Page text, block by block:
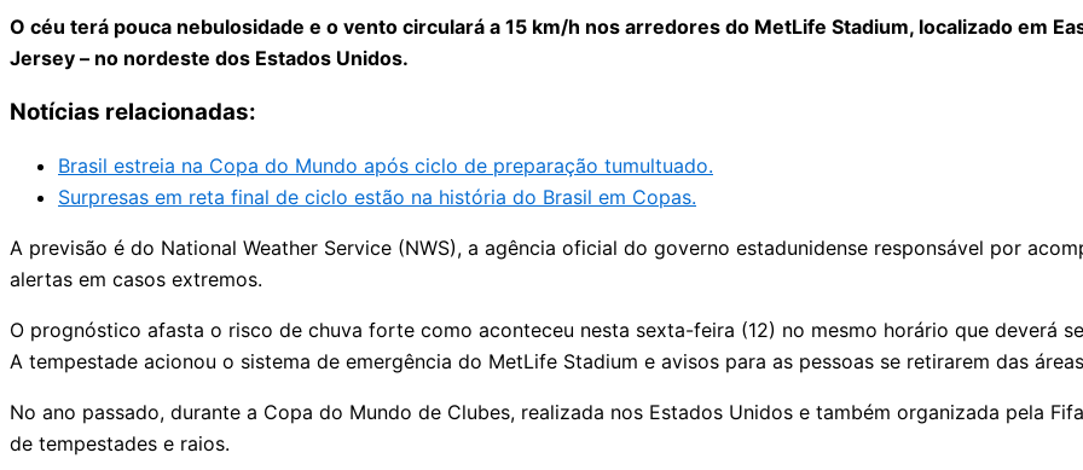
O céu terá pouca nebulosidade e o vento circulará a 15 km/h nos arredores do MetLife Stadium, localizado em
Jersey – no nordeste dos Estados Unidos.
Notícias relacionadas:
Brasil estreia na Copa do Mundo após ciclo de preparação tumultuado.
Surpresas em reta final de ciclo estão na história do Brasil em Copas.
A previsão é do National Weather Service (NWS), a agência oficial do governo estadunidense responsável por
alertas em casos extremos.
O prognóstico afasta o risco de chuva forte como aconteceu nesta sexta-feira (12) no mesmo horário que deverá
A tempestade acionou o sistema de emergência do MetLife Stadium e avisos para as pessoas se retirarem das
No ano passado, durante a Copa do Mundo de Clubes, realizada nos Estados Unidos e também organizada pela
de tempestades e raios.